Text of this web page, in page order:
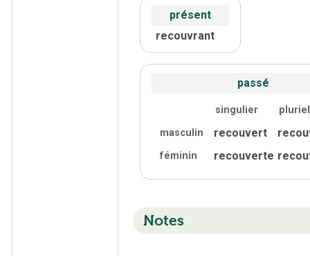
présent
recouvrant
passé
singulier
pluriel
masculin
recouvert
féminin recouverte
Notes